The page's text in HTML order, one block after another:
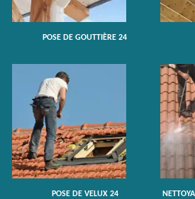
POSE DE GOUTTIÈRE 24
POSE DE VELUX 24